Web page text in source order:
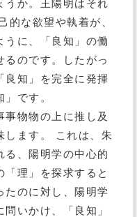
うか。王陽明はそれ
的な欲望や執着が、
うに、「良知」の働
るのです。したがっ
良知」を完全に発揮
です。
事物物の上に推し及
します。 これは、朱
る、陽明学の中心的
理」を探求すると
たのに対し、陽明学
いかけ、「良知」